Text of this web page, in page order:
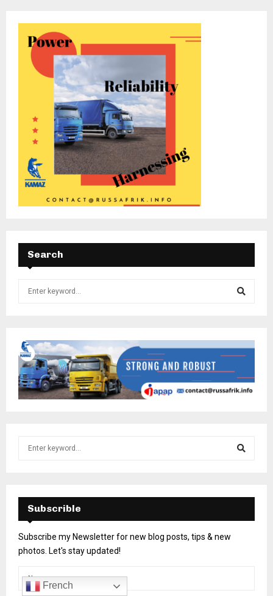
Search
Subscrible
Subscribe my Newsletter for new blog posts, tips & new
photos. Let's stay updated!
French